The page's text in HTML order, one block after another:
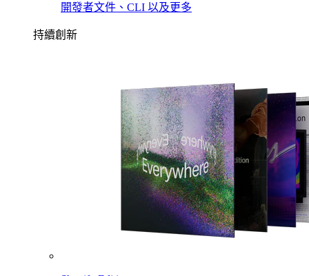
開發者文件、CLI 以及更多
持續創新